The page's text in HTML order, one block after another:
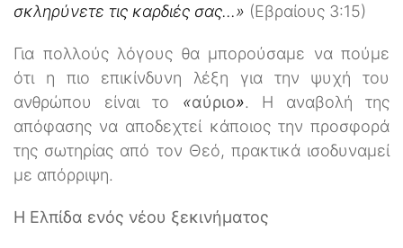
σκληρύνετε τις καρδιές σας...» (Εβραίους 3:15)
Για πολλούς λόγους θα μπορούσαμε να πούμε
ότι η πιο επικίνδυνη λέξη για την ψυχή του
ανθρώπου είναι το «αύριο». Η αναβολή της
απόφασης να αποδεχτεί κάποιος την προσφορά
της σωτηρίας από τον Θεό, πρακτικά ισοδυναμεί
με απόρριψη.
Η Ελπίδα ενός νέου ξεκινήματος